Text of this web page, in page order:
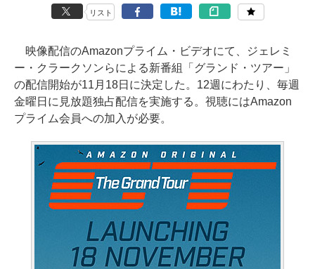
リスト
映像配信のAmazonプライム・ビデオにて、ジェレミ
ー・クラークソンらによる新番組「グランド・ツアー」
の配信開始が11月18日に決定した。12週にわたり、毎週
金曜日に見放題独占配信を実施する。視聴にはAmazon
プライム会員への加入が必要。